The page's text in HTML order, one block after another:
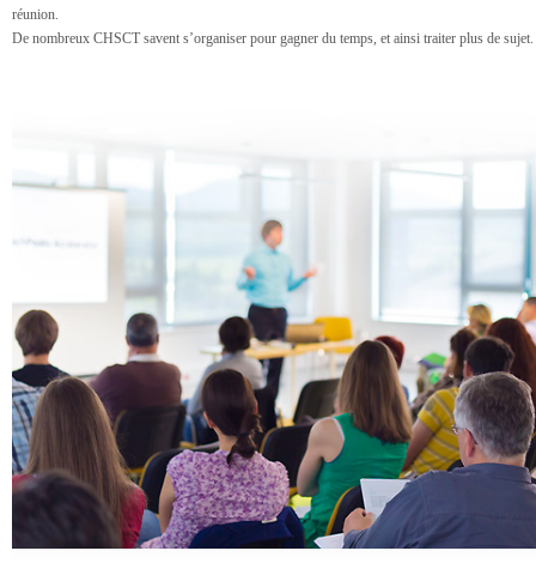
réunion.
De nombreux CHSCT savent s’organiser pour gagner du temps, et ainsi traiter plus de sujet.